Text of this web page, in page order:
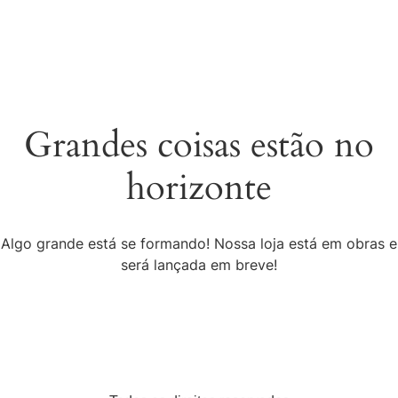
Grandes coisas estão no
horizonte
Algo grande está se formando! Nossa loja está em obras e
será lançada em breve!